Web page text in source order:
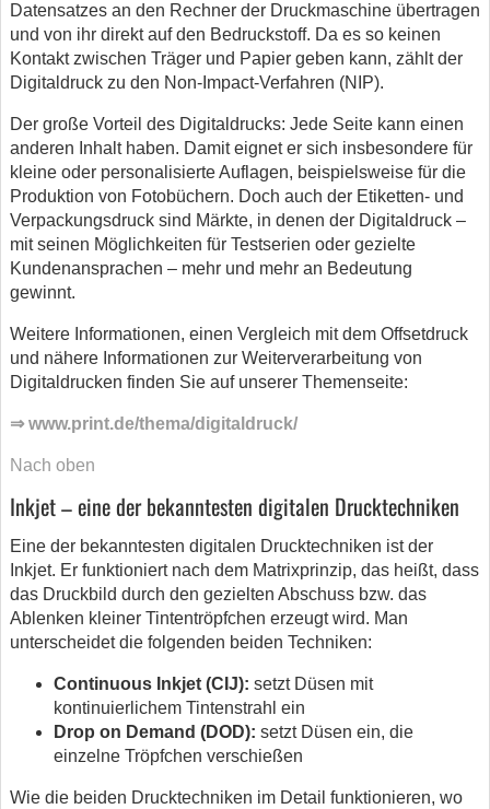
Datensatzes an den Rechner der Druckmaschine übertragen
und von ihr direkt auf den Bedruckstoff. Da es so keinen
Kontakt zwischen Träger und Papier geben kann, zählt der
Digitaldruck zu den Non-Impact-Verfahren (NIP).
Der große Vorteil des Digitaldrucks: Jede Seite kann einen
anderen Inhalt haben. Damit eignet er sich insbesondere für
kleine oder personalisierte Auflagen, beispielsweise für die
Produktion von Fotobüchern. Doch auch der Etiketten- und
Verpackungsdruck sind Märkte, in denen der Digitaldruck –
mit seinen Möglichkeiten für Testserien oder gezielte
Kundenansprachen – mehr und mehr an Bedeutung
gewinnt.
Weitere Informationen, einen Vergleich mit dem Offsetdruck
und nähere Informationen zur Weiterverarbeitung von
Digitaldrucken finden Sie auf unserer Themenseite:
⇒ www.print.de/thema/digitaldruck/
Nach oben
Inkjet – eine der bekanntesten digitalen Drucktechniken
Eine der bekanntesten digitalen Drucktechniken ist der
Inkjet. Er funktioniert nach dem Matrixprinzip, das heißt, dass
das Druckbild durch den gezielten Abschuss bzw. das
Ablenken kleiner Tintentröpfchen erzeugt wird. Man
unterscheidet die folgenden beiden Techniken:
Continuous Inkjet (CIJ): setzt Düsen mit
kontinuierlichem Tintenstrahl ein
Drop on Demand (DOD): setzt Düsen ein, die
einzelne Tröpfchen verschießen
Wie die beiden Drucktechniken im Detail funktionieren, wo